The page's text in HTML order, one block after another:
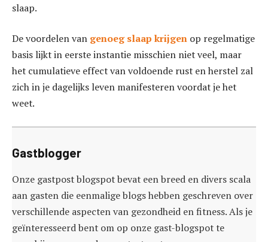
slaap.
De voordelen van genoeg slaap krijgen op regelmatige
basis lijkt in eerste instantie misschien niet veel, maar
het cumulatieve effect van voldoende rust en herstel zal
zich in je dagelijks leven manifesteren voordat je het
weet.
Gastblogger
Onze gastpost blogspot bevat een breed en divers scala
aan gasten die eenmalige blogs hebben geschreven over
verschillende aspecten van gezondheid en fitness. Als je
geïnteresseerd bent om op onze gast-blogspot te